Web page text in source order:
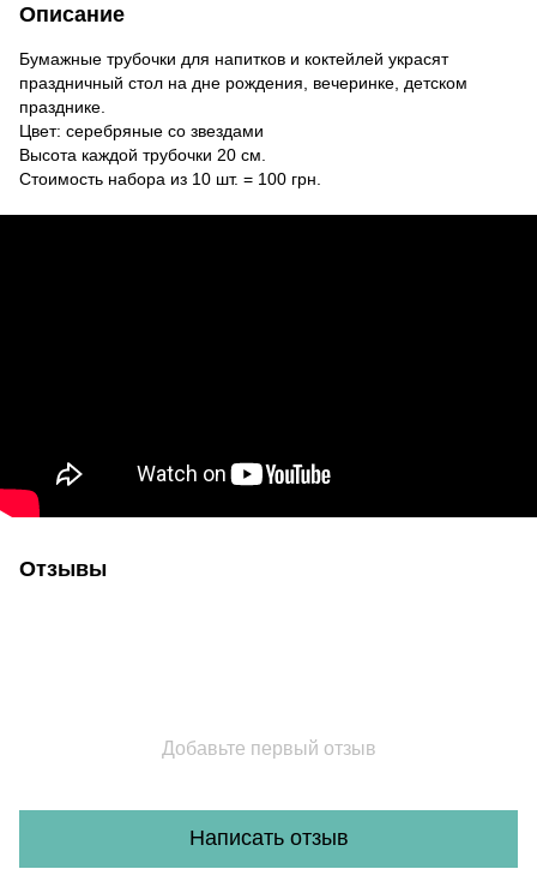
Описание
Бумажные трубочки для напитков и коктейлей украсят
праздничный стол на дне рождения, вечеринке, детском
празднике.
Цвет: серебряные со звездами
Высота каждой трубочки 20 см.
Стоимость набора из 10 шт. = 100 грн.
Отзывы
Добавьте первый отзыв
Написать отзыв